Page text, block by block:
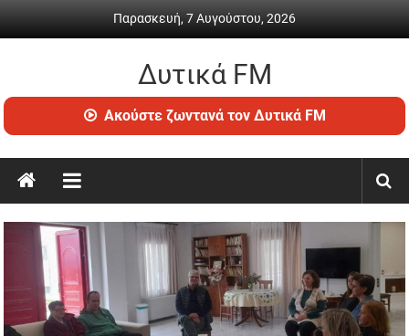
Παρασκευή, 7 Αυγούστου, 2026
Δυτικά FM
Ραδιόφωνο
•
ενημέρωση
Ακούστε ζωντανά τον Δυτικά FM